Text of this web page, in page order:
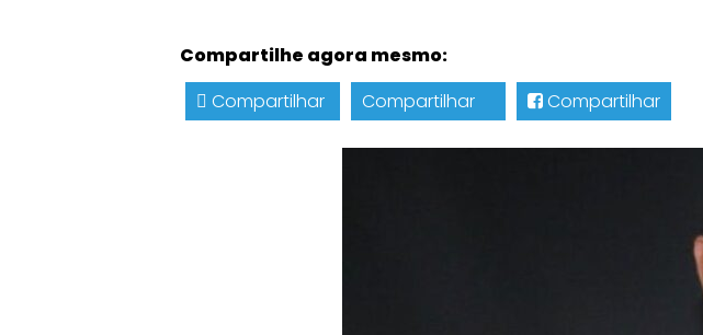
Compartilhe agora mesmo:
Compartilhar
Compartilhar Compartilhar